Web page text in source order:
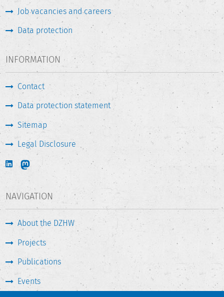
Job vacancies and careers
Data protection
INFORMATION
Contact
Data protection statement
Sitemap
Legal Disclosure
NAVIGATION
About the DZHW
Projects
Publications
Events